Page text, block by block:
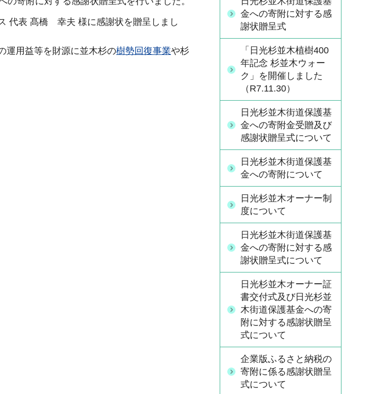
代表 髙橋 幸夫 様に感謝状を贈呈しまし
運用益等を財源に並木杉の樹勢回復事業や杉
金への寄附に対する感
謝状贈呈式
「日光杉並木植樹400
年記念 杉並木ウォー
ク」を開催しました
（R7.11.30）
日光杉並木街道保護基
金への寄附金受贈及び
感謝状贈呈式について
日光杉並木街道保護基
金への寄附について
日光杉並木オーナー制
度について
日光杉並木街道保護基
金への寄附に対する感
謝状贈呈式について
日光杉並木オーナー証
書交付式及び日光杉並
木街道保護基金への寄
附に対する感謝状贈呈
式について
企業版ふるさと納税の
寄附に係る感謝状贈呈
式について